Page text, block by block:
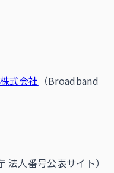
式会社 （Broadband
法人番号公表サイト）